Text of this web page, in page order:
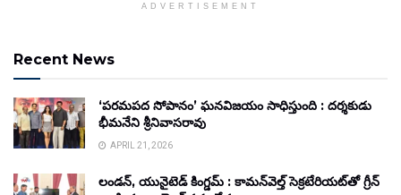
ADVERTISEMENT
Recent News
‘పరమపద సోపానం’ ఘనవిజయం సాధిస్తుంది : దర్శకుడు
భీమనేని శ్రీనివాసరావు
APRIL 21, 2026
లండన్, యునైటెడ్ కింగ్డమ్ : కామన్‌వెల్త్ సెక్రటేరియట్‌తో గ్రీన్